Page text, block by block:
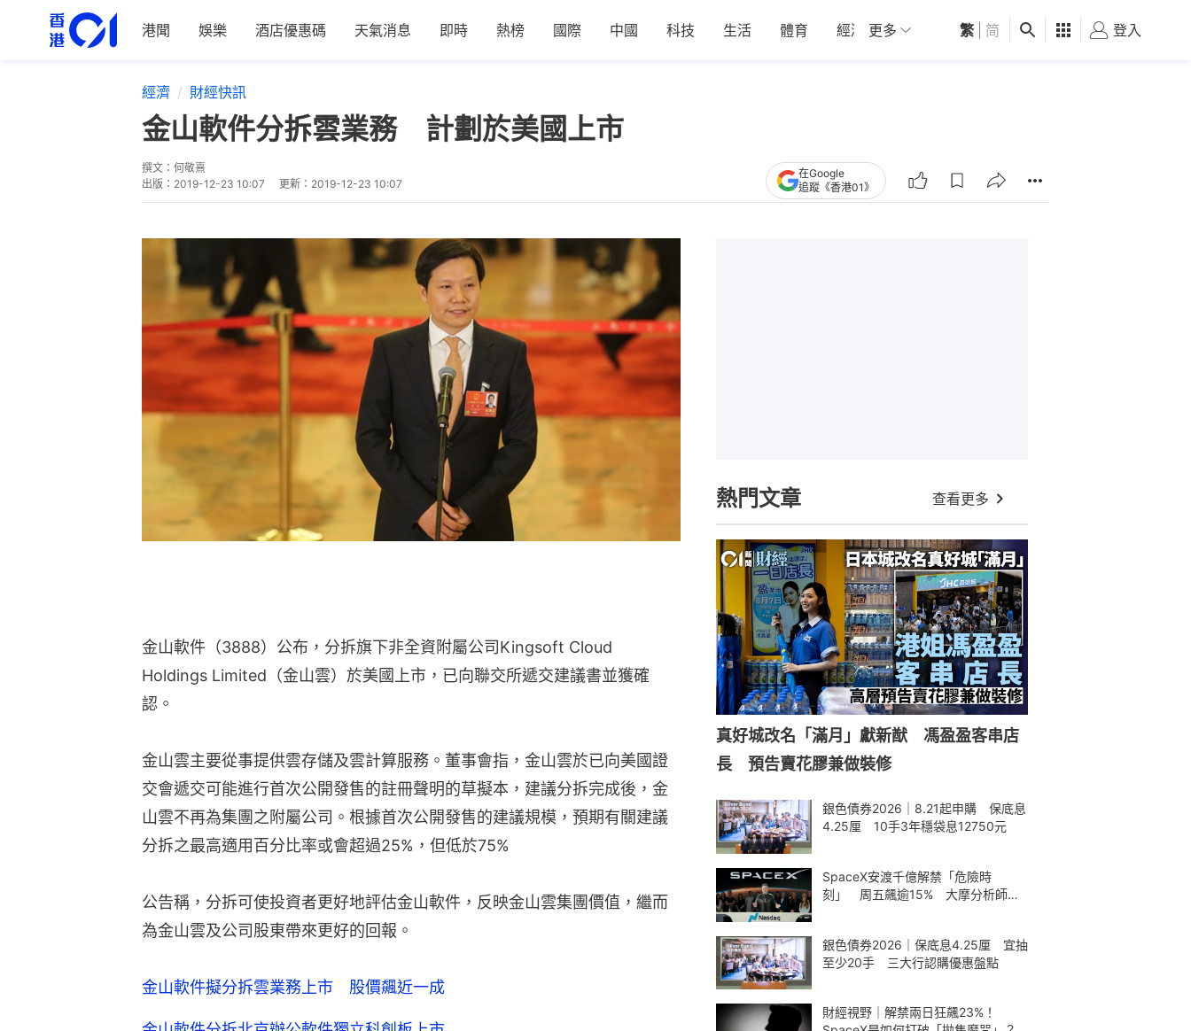
港聞 娛樂 酒店優惠碼 天氣消息 即時 熱榜 國際 中國 科技 生活 體育 經濟 01深圳 觀點 健康 好食玩飛
更多 繁 简 登入
經濟 財經快訊
金山軟件分拆雲業務 計劃於美國上市
撰文： 何敬熹
出版： 2019-12-23 10:07 更新： 2019-12-23 10:07
在Google
追蹤《香港01》
金山軟件（3888）公布，分拆旗下非全資附屬公司Kingsoft Cloud
Holdings Limited（金山雲）於美國上市，已向聯交所遞交建議書並獲確
認。
金山雲主要從事提供雲存儲及雲計算服務。董事會指，金山雲於已向美國證
交會遞交可能進行首次公開發售的註冊聲明的草擬本，建議分拆完成後，金
山雲不再為集團之附屬公司。根據首次公開發售的建議規模，預期有關建議
分拆之最高適用百分比率或會超過25%，但低於75%
公告稱，分拆可使投資者更好地評估金山軟件，反映金山雲集團價值，繼而
為金山雲及公司股東帶來更好的回報。
金山軟件擬分拆雲業務上市 股價飆近一成
熱門文章 查看更多
真好城改名「滿月」獻新猷 馮盈盈客串店
長 預告賣花膠兼做裝修
銀色債券2026｜8.21起申購 保底息
4.25厘 10手3年穩袋息12750元
SpaceX安渡千億解禁「危險時
刻」 周五飆逾15% 大摩分析師神
銀色債券2026｜保底息4.25厘 宜抽
至少20手 三大行認購優惠盤點
財經視野｜解禁兩日狂飆23%！